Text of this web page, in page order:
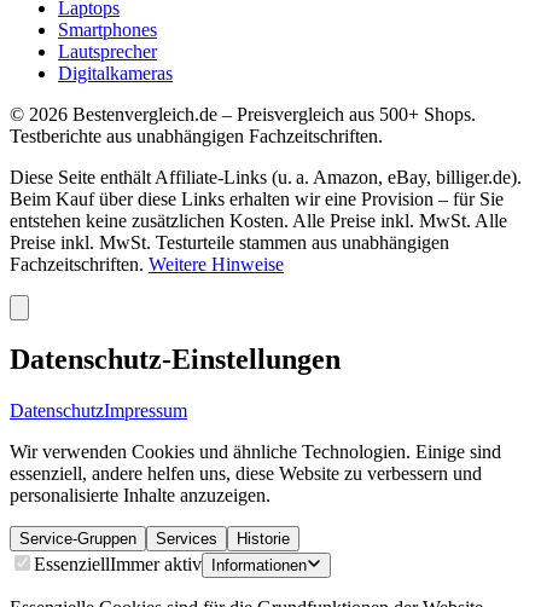
Laptops
Smartphones
Lautsprecher
Digitalkameras
© 2026 Bestenvergleich.de – Preisvergleich aus 500+ Shops.
Testberichte aus unabhängigen Fachzeitschriften.
Diese Seite enthält Affiliate-Links (u. a. Amazon, eBay, billiger.de).
Beim Kauf über diese Links erhalten wir eine Provision – für Sie
entstehen keine zusätzlichen Kosten. Alle Preise inkl. MwSt. Alle
Preise inkl. MwSt. Testurteile stammen aus unabhängigen
Fachzeitschriften. Weitere Hinweise
Datenschutz-Einstellungen
DatenschutzImpressum
Wir verwenden Cookies und ähnliche Technologien. Einige sind
essenziell, andere helfen uns, diese Website zu verbessern und
personalisierte Inhalte anzuzeigen.
Service-Gruppen Services Historie
EssenziellImmer aktiv Informationen